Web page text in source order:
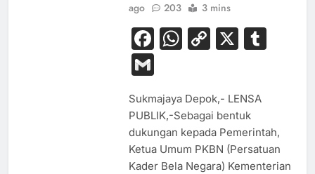
ago
203 3 mins
Facebook
WhatsApp
Copy
X
Gmail
Sukmajaya Depok,- LENSA
PUBLIK,-Sebagai bentuk
dukungan kepada Pemerintah,
Ketua Umum PKBN (Persatuan
Kader Bela Negara) Kementerian